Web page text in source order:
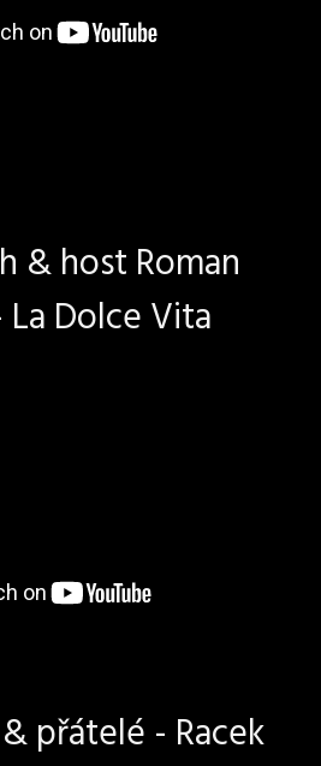
& host Roman
Dolce Vita
přátelé - Racek